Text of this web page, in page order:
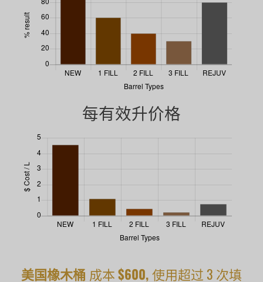
每有效升价格
美国橡木桶 成本$600,使用超过 3 次填